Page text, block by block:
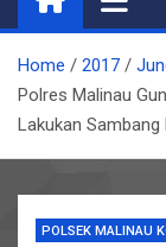
Home 2017
Polres Malinau
Lakukan
POLSEK MALINAU